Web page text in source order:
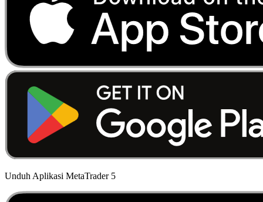
Unduh Aplikasi MetaTrader 5